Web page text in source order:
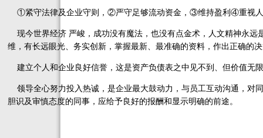
①紧守法律及企业守则，②严守足够流动资金，③维持盈利④重视人
现今世界经济 严峻，成功没有魔法，也没有点金术，人文精神永远
维，有长远眼光、务实创新，掌握最新、最准确的资料，作出正确的
建立个人和企业良好信誉，这是资产负债表之中见不到、但价值无
领导全心努力投入热诚，是企业最大鼓动力，与员工互动沟通，对
胆识及审慎态度的同事，应给予良好的报酬和显示明确的前途。